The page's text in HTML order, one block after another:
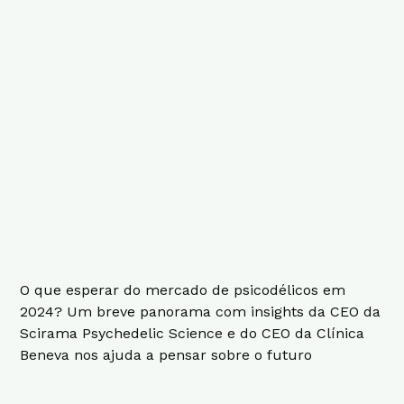
O que esperar do mercado de psicodélicos em
2024? Um breve panorama com insights da CEO da
Scirama Psychedelic Science e do CEO da Clínica
Beneva nos ajuda a pensar sobre o futuro